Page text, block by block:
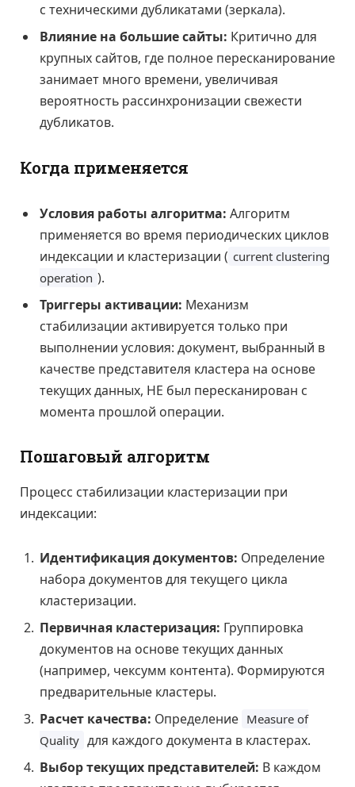
с техническими дубликатами (зеркала).
Влияние на большие сайты: Критично для
крупных сайтов, где полное пересканирование
занимает много времени, увеличивая
вероятность рассинхронизации свежести
дубликатов.
Когда применяется
Условия работы алгоритма: Алгоритм
применяется во время периодических циклов
индексации и кластеризации ( current clustering
operation ).
Триггеры активации: Механизм
стабилизации активируется только при
выполнении условия: документ, выбранный в
качестве представителя кластера на основе
текущих данных, НЕ был пересканирован с
момента прошлой операции.
Пошаговый алгоритм
Процесс стабилизации кластеризации при
индексации:
Идентификация документов: Определение
набора документов для текущего цикла
кластеризации.
Первичная кластеризация: Группировка
документов на основе текущих данных
(например, чексумм контента). Формируются
предварительные кластеры.
Расчет качества: Определение Measure of
Quality для каждого документа в кластерах.
Выбор текущих представителей: В каждом